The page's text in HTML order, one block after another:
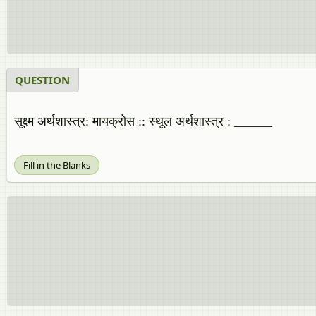
QUESTION
सूक्ष्म अर्थशास्त्र: मायक्रोस :: स्थूल अर्थशास्त्र : ______
Fill in the Blanks